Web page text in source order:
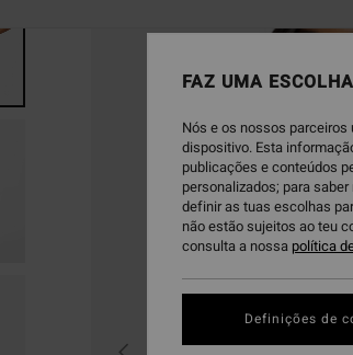
FAZ UMA
Nós e os nossos
dispositivo. Esta
publicações e conteúdos
personalizados; para
definir as tuas escolhas
não estão sujeitos ao teu
consulta a nossa política
Definições de